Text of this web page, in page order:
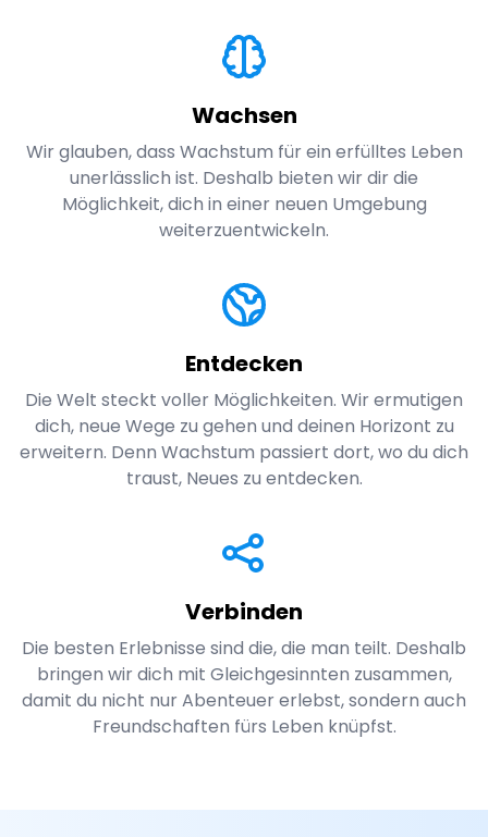
Wachsen
Wir glauben, dass Wachstum für ein erfülltes Leben
unerlässlich ist. Deshalb bieten wir dir die
Möglichkeit, dich in einer neuen Umgebung
weiterzuentwickeln.
Entdecken
Die Welt steckt voller Möglichkeiten. Wir ermutigen
dich, neue Wege zu gehen und deinen Horizont zu
erweitern. Denn Wachstum passiert dort, wo du dich
traust, Neues zu entdecken.
Verbinden
Die besten Erlebnisse sind die, die man teilt. Deshalb
bringen wir dich mit Gleichgesinnten zusammen,
damit du nicht nur Abenteuer erlebst, sondern auch
Freundschaften fürs Leben knüpfst.